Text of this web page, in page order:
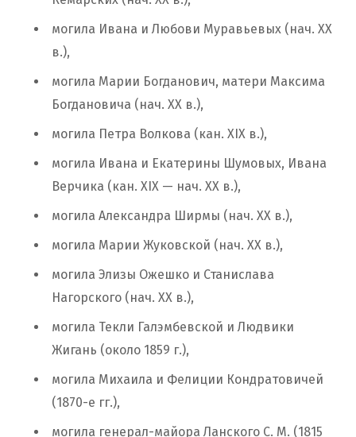
могила Ивана и Любови Муравьевых (нач. ХХ
в.),
могила Марии Богданович, матери Максима
Богдановича (нач. ХХ в.),
могила Петра Волкова (кан. XIX в.),
могила Ивана и Екатерины Шумовых, Ивана
Верчика (кан. ХІХ — нач. ХХ в.),
могила Александра Ширмы (нач. ХХ в.),
могила Марии Жуковской (нач. ХХ в.),
могила Элизы Ожешко и Станислава
Нагорского (нач. ХХ в.),
могила Текли Галэмбевской и Людвики
Жигань (около 1859 г.),
могила Михаила и Фелиции Кондратовичей
(1870-е гг.),
могила генерал-майора Ланского С. М. (1815